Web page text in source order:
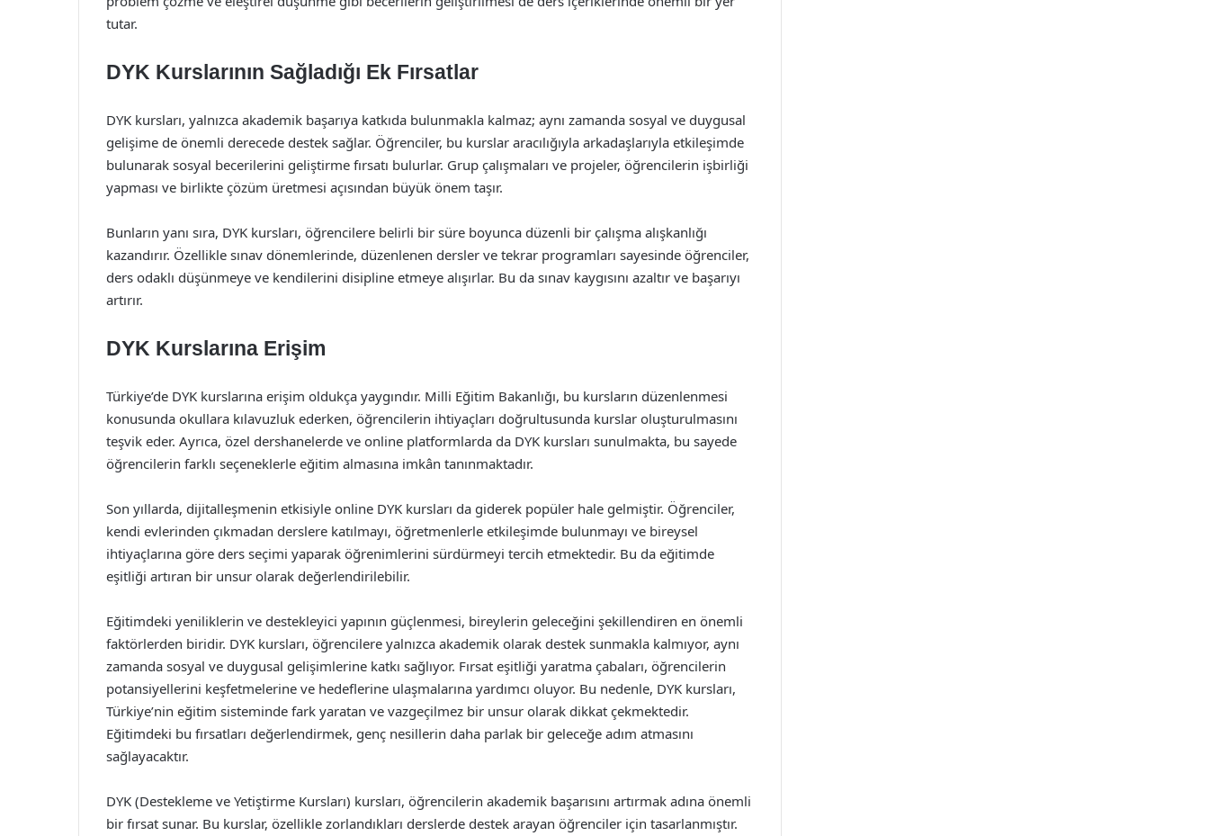
tutar.
DYK Kurslarının Sağladığı Ek Fırsatlar
DYK kursları, yalnızca akademik başarıya katkıda bulunmakla kalmaz; aynı zamanda sosyal ve duygusal
gelişime de önemli derecede destek sağlar. Öğrenciler, bu kurslar aracılığıyla arkadaşlarıyla etkileşimde
bulunarak sosyal becerilerini geliştirme fırsatı bulurlar. Grup çalışmaları ve projeler, öğrencilerin işbirliği
yapması ve birlikte çözüm üretmesi açısından büyük önem taşır.
Bunların yanı sıra, DYK kursları, öğrencilere belirli bir süre boyunca düzenli bir çalışma alışkanlığı
kazandırır. Özellikle sınav dönemlerinde, düzenlenen dersler ve tekrar programları sayesinde öğrenciler,
ders odaklı düşünmeye ve kendilerini disipline etmeye alışırlar. Bu da sınav kaygısını azaltır ve başarıyı
artırır.
DYK Kurslarına Erişim
Türkiye’de DYK kurslarına erişim oldukça yaygındır. Milli Eğitim Bakanlığı, bu kursların düzenlenmesi
konusunda okullara kılavuzluk ederken, öğrencilerin ihtiyaçları doğrultusunda kurslar oluşturulmasını
teşvik eder. Ayrıca, özel dershanelerde ve online platformlarda da DYK kursları sunulmakta, bu sayede
öğrencilerin farklı seçeneklerle eğitim almasına imkân tanınmaktadır.
Son yıllarda, dijitalleşmenin etkisiyle online DYK kursları da giderek popüler hale gelmiştir. Öğrenciler,
kendi evlerinden çıkmadan derslere katılmayı, öğretmenlerle etkileşimde bulunmayı ve bireysel
ihtiyaçlarına göre ders seçimi yaparak öğrenimlerini sürdürmeyi tercih etmektedir. Bu da eğitimde
eşitliği artıran bir unsur olarak değerlendirilebilir.
Eğitimdeki yeniliklerin ve destekleyici yapının güçlenmesi, bireylerin geleceğini şekillendiren en önemli
faktörlerden biridir. DYK kursları, öğrencilere yalnızca akademik olarak destek sunmakla kalmıyor, aynı
zamanda sosyal ve duygusal gelişimlerine katkı sağlıyor. Fırsat eşitliği yaratma çabaları, öğrencilerin
potansiyellerini keşfetmelerine ve hedeflerine ulaşmalarına yardımcı oluyor. Bu nedenle, DYK kursları,
Türkiye’nin eğitim sisteminde fark yaratan ve vazgeçilmez bir unsur olarak dikkat çekmektedir.
Eğitimdeki bu fırsatları değerlendirmek, genç nesillerin daha parlak bir geleceğe adım atmasını
sağlayacaktır.
DYK (Destekleme ve Yetiştirme Kursları) kursları, öğrencilerin akademik başarısını artırmak adına önemli
bir fırsat sunar. Bu kurslar, özellikle zorlandıkları derslerde destek arayan öğrenciler için tasarlanmıştır.